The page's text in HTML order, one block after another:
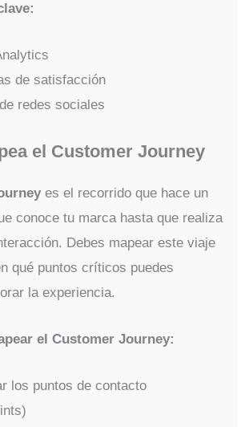
de satisfacción
redes sociales
el Customer Journey
es el recorrido que hace un
conoce tu marca hasta que realiza
Debes mapear este viaje
qué puntos críticos puedes
la experiencia.
el Customer Journey:
los puntos de contacto